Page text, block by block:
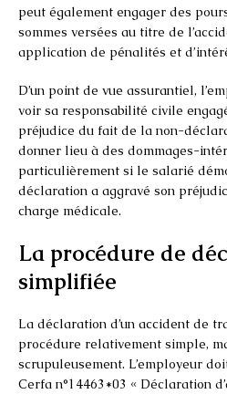
peut également engager des
sommes versées au titre de
application de pénalités et
D’un point de vue assurantiel,
voir sa responsabilité civile
préjudice du fait de la non-
donner lieu à des dommages-
particulièrement si le salarié
déclaration a aggravé son
charge médicale.
La procédure de
simplifiée
La déclaration d’un accident de
procédure relativement simple,
scrupuleusement. L’employeur
Cerfa n°14463*03 « Déclaration